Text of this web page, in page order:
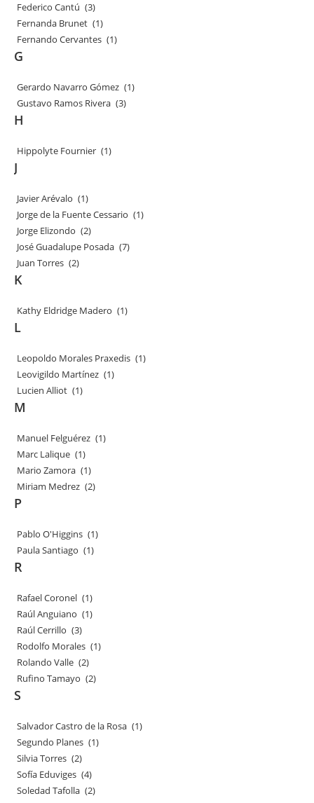
Federico Cantú (3)
Fernanda Brunet (1)
Fernando Cervantes (1)
G
Gerardo Navarro Gómez (1)
Gustavo Ramos Rivera (3)
H
Hippolyte Fournier (1)
J
Javier Arévalo (1)
Jorge de la Fuente Cessario (1)
Jorge Elizondo (2)
José Guadalupe Posada (7)
Juan Torres (2)
K
Kathy Eldridge Madero (1)
L
Leopoldo Morales Praxedis (1)
Leovigildo Martínez (1)
Lucien Alliot (1)
M
Manuel Felguérez (1)
Marc Lalique (1)
Mario Zamora (1)
Miriam Medrez (2)
P
Pablo O'Higgins (1)
Paula Santiago (1)
R
Rafael Coronel (1)
Raúl Anguiano (1)
Raúl Cerrillo (3)
Rodolfo Morales (1)
Rolando Valle (2)
Rufino Tamayo (2)
S
Salvador Castro de la Rosa (1)
Segundo Planes (1)
Silvia Torres (2)
Sofía Eduviges (4)
Soledad Tafolla (2)